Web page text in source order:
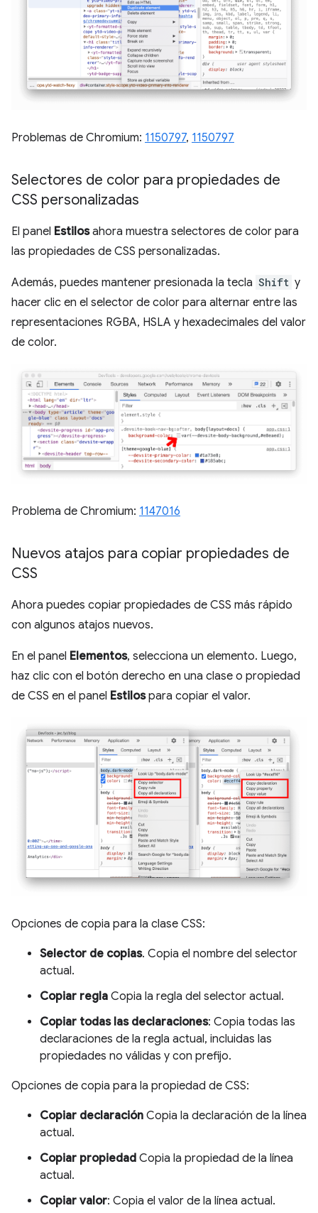
Problemas de Chromium: 1150797, 1150797
Selectores de color para propiedades de
CSS personalizadas
El panel Estilosahora muestra selectores de color para
las propiedades de CSS personalizadas.
Además, puedes mantener presionada la tecla Shift y
hacer clic en el selector de color para alternar entre las
representaciones RGBA, HSLA y hexadecimales del valor
de color.
Problema de Chromium: 1147016
Nuevos atajos para copiar propiedades de
CSS
Ahora puedes copiar propiedades de CSS más rápido
con algunos atajos nuevos.
En el panel Elementos, selecciona un elemento. Luego,
haz clic con el botón derecho en una clase o propiedad
de CSS en el panel Estilospara copiar el valor.
Opciones de copia para la clase CSS:
Selector de copias. Copia el nombre del selector
actual.
Copiar regla Copia la regla del selector actual.
Copiar todas las declaraciones: Copia todas las
declaraciones de la regla actual, incluidas las
propiedades no válidas y con prefijo.
Opciones de copia para la propiedad de CSS:
Copiar declaración Copia la declaración de la línea
actual.
Copiar propiedad Copia la propiedad de la línea
actual.
Copiar valor: Copia el valor de la línea actual.